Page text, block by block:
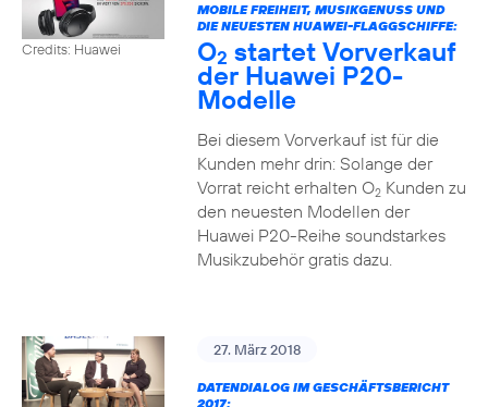
Credits: Huawei
MOBILE FREIHEIT, MUSIKGENUSS UND
DIE NEUESTEN HUAWEI-FLAGGSCHIFFE:
O2 startet Vorverkauf
der Huawei P20-
Modelle
Bei diesem Vorverkauf ist für die
Kunden mehr drin: Solange der
Vorrat reicht erhalten O2Kunden zu
den neuesten Modellen der
Huawei P20-Reihe soundstarkes
Musikzubehör gratis dazu.
27. März 2018
DATENDIALOG IM GESCHÄFTSBERICHT
2017: